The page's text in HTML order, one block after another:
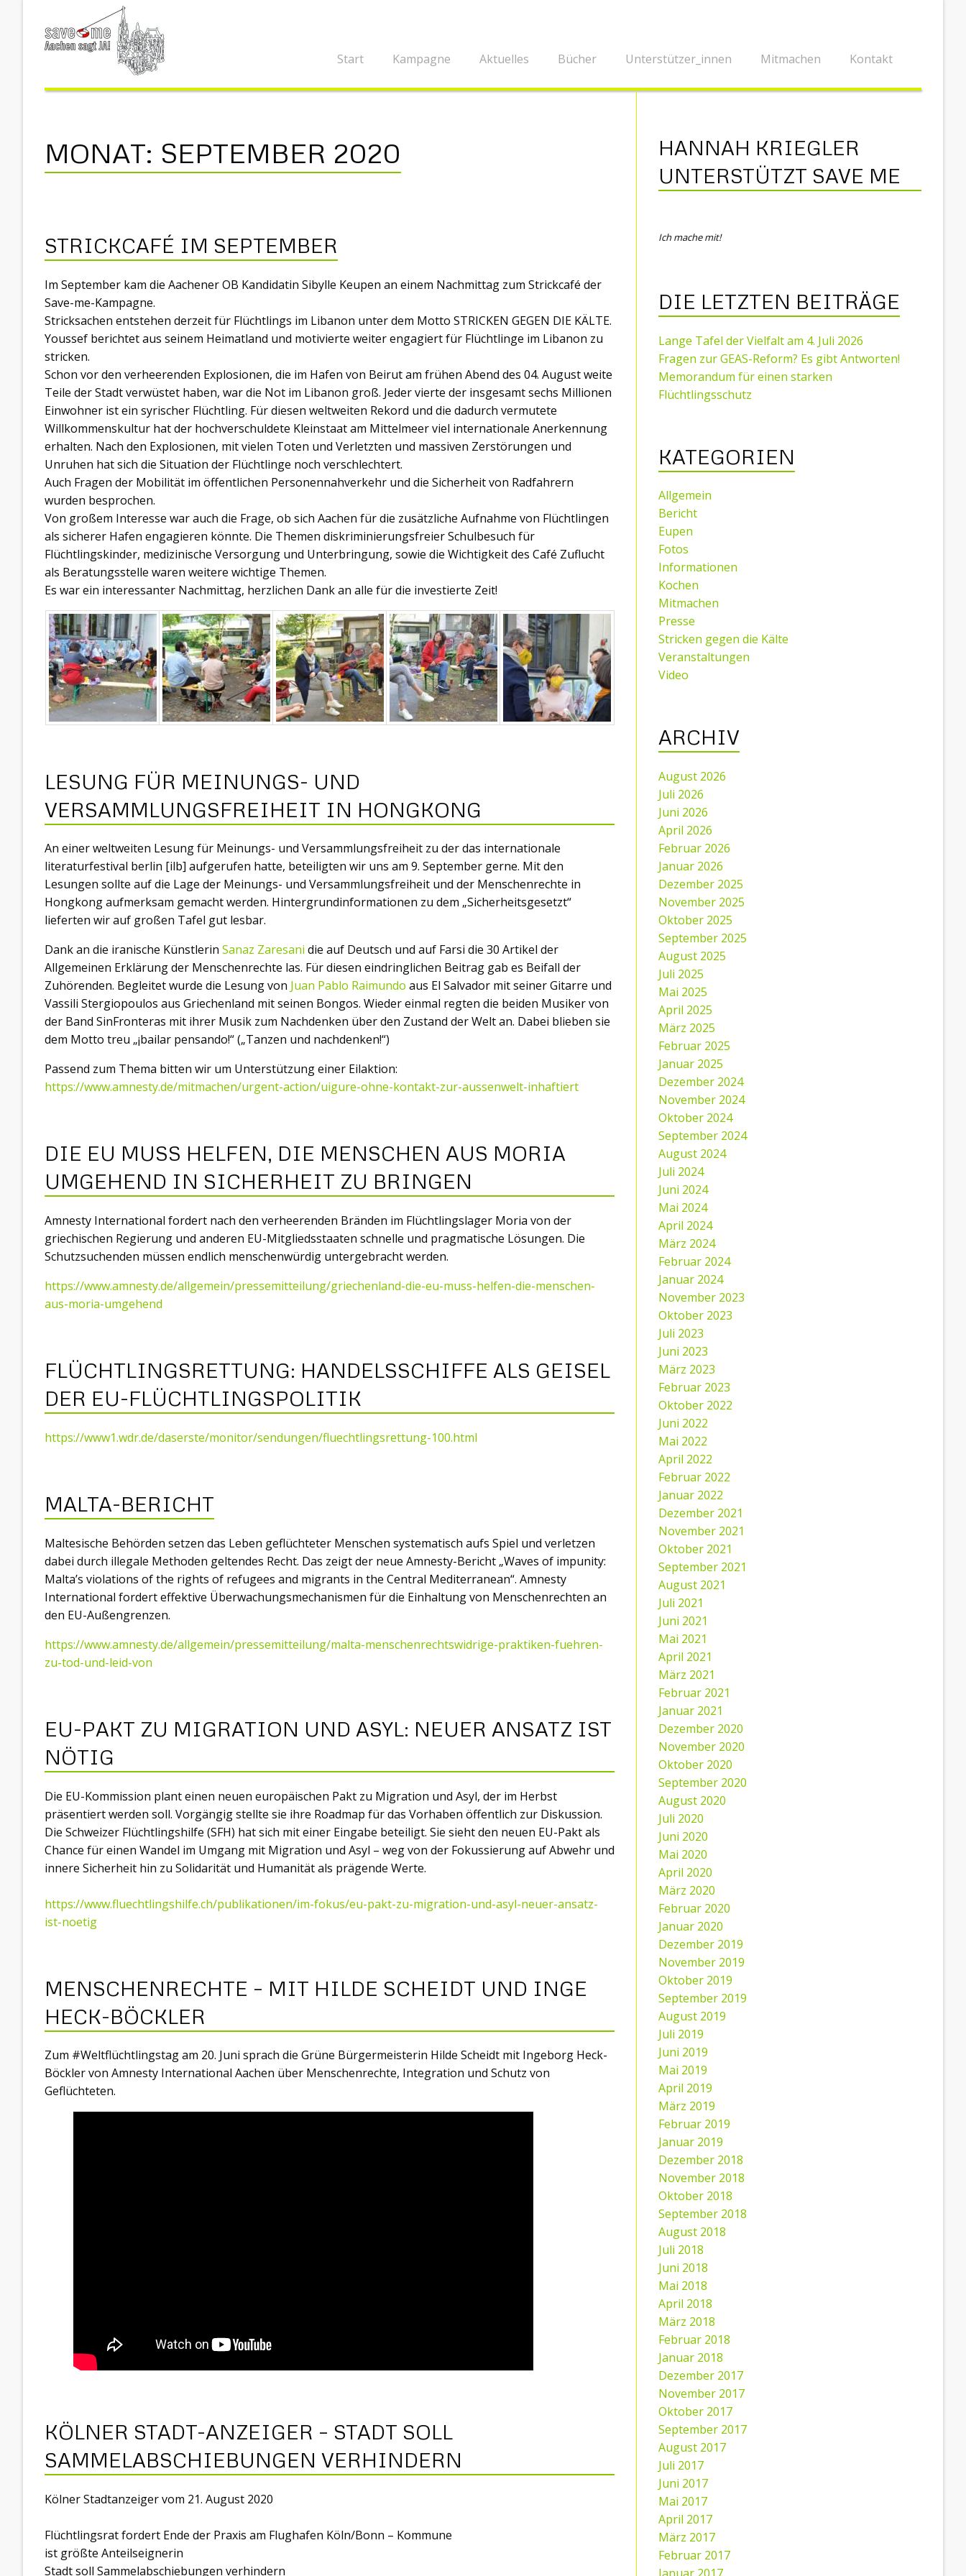
Start Kampagne Aktuelles Bücher Unterstützer_innen Mitmachen Kontakt
MONAT: SEPTEMBER 2020
STRICKCAFÉ IM SEPTEMBER
Im September kam die Aachener OB Kandidatin Sibylle Keupen an einem Nachmittag zum Strickcafé der
Save-me-Kampagne.
Stricksachen entstehen derzeit für Flüchtlings im Libanon unter dem Motto STRICKEN GEGEN DIE KÄLTE.
Youssef berichtet aus seinem Heimatland und motivierte weiter engagiert für Flüchtlinge im Libanon zu
stricken.
Schon vor den verheerenden Explosionen, die im Hafen von Beirut am frühen Abend des 04. August weite
Teile der Stadt verwüstet haben, war die Not im Libanon groß. Jeder vierte der insgesamt sechs Millionen
Einwohner ist ein syrischer Flüchtling. Für diesen weltweiten Rekord und die dadurch vermutete
Willkommenskultur hat der hochverschuldete Kleinstaat am Mittelmeer viel internationale Anerkennung
erhalten. Nach den Explosionen, mit vielen Toten und Verletzten und massiven Zerstörungen und
Unruhen hat sich die Situation der Flüchtlinge noch verschlechtert.
Auch Fragen der Mobilität im öffentlichen Personennahverkehr und die Sicherheit von Radfahrern
wurden besprochen.
Von großem Interesse war auch die Frage, ob sich Aachen für die zusätzliche Aufnahme von Flüchtlingen
als sicherer Hafen engagieren könnte. Die Themen diskriminierungsfreier Schulbesuch für
Flüchtlingskinder, medizinische Versorgung und Unterbringung, sowie die Wichtigkeit des Café Zuflucht
als Beratungsstelle waren weitere wichtige Themen.
Es war ein interessanter Nachmittag, herzlichen Dank an alle für die investierte Zeit!
LESUNG FÜR MEINUNGS- UND
VERSAMMLUNGSFREIHEIT IN HONGKONG
An einer weltweiten Lesung für Meinungs- und Versammlungsfreiheit zu der das internationale
literaturfestival berlin [ilb] aufgerufen hatte, beteiligten wir uns am 9. September gerne. Mit den
Lesungen sollte auf die Lage der Meinungs- und Versammlungsfreiheit und der Menschenrechte in
Hongkong aufmerksam gemacht werden. Hintergrundinformationen zu dem „Sicherheitsgesetzt“
lieferten wir auf großen Tafel gut lesbar.
Dank an die iranische Künstlerin Sanaz Zaresani die auf Deutsch und auf Farsi die 30 Artikel der
Allgemeinen Erklärung der Menschenrechte las. Für diesen eindringlichen Beitrag gab es Beifall der
Zuhörenden. Begleitet wurde die Lesung von Juan Pablo Raimundo aus El Salvador mit seiner Gitarre und
Vassili Stergiopoulos aus Griechenland mit seinen Bongos. Wieder einmal regten die beiden Musiker von
der Band SinFronteras mit ihrer Musik zum Nachdenken über den Zustand der Welt an. Dabei blieben sie
dem Motto treu „¡bailar pensando!“ („Tanzen und nachdenken!“)
Passend zum Thema bitten wir um Unterstützung einer Eilaktion:
https://www.amnesty.de/mitmachen/urgent-action/uigure-ohne-kontakt-zur-aussenwelt-inhaftiert
DIE EU MUSS HELFEN, DIE MENSCHEN AUS MORIA
UMGEHEND IN SICHERHEIT ZU BRINGEN
Amnesty International fordert nach den verheerenden Bränden im Flüchtlingslager Moria von der
griechischen Regierung und anderen EU-Mitgliedsstaaten schnelle und pragmatische Lösungen. Die
Schutzsuchenden müssen endlich menschenwürdig untergebracht werden.
https://www.amnesty.de/allgemein/pressemitteilung/griechenland-die-eu-muss-helfen-die-menschen-
aus-moria-umgehend
FLÜCHTLINGSRETTUNG: HANDELSSCHIFFE ALS GEISEL
DER EU-FLÜCHTLINGSPOLITIK
https://www1.wdr.de/daserste/monitor/sendungen/fluechtlingsrettung-100.html
MALTA-BERICHT
Maltesische Behörden setzen das Leben geflüchteter Menschen systematisch aufs Spiel und verletzen
dabei durch illegale Methoden geltendes Recht. Das zeigt der neue Amnesty-Bericht „Waves of impunity:
Malta’s violations of the rights of refugees and migrants in the Central Mediterranean“. Amnesty
International fordert effektive Überwachungsmechanismen für die Einhaltung von Menschenrechten an
den EU-Außengrenzen.
https://www.amnesty.de/allgemein/pressemitteilung/malta-menschenrechtswidrige-praktiken-fuehren-
zu-tod-und-leid-von
EU-PAKT ZU MIGRATION UND ASYL: NEUER ANSATZ IST
NÖTIG
Die EU-Kommission plant einen neuen europäischen Pakt zu Migration und Asyl, der im Herbst
präsentiert werden soll. Vorgängig stellte sie ihre Roadmap für das Vorhaben öffentlich zur Diskussion.
Die Schweizer Flüchtlingshilfe (SFH) hat sich mit einer Eingabe beteiligt. Sie sieht den neuen EU-Pakt als
Chance für einen Wandel im Umgang mit Migration und Asyl – weg von der Fokussierung auf Abwehr und
innere Sicherheit hin zu Solidarität und Humanität als prägende Werte.
https://www.fluechtlingshilfe.ch/publikationen/im-fokus/eu-pakt-zu-migration-und-asyl-neuer-ansatz-
ist-noetig
MENSCHENRECHTE – MIT HILDE SCHEIDT UND INGE
HECK-BÖCKLER
Zum #Weltflüchtlingstag am 20. Juni sprach die Grüne Bürgermeisterin Hilde Scheidt mit Ingeborg Heck-
Böckler von Amnesty International Aachen über Menschenrechte, Integration und Schutz von
Geflüchteten.
KÖLNER STADT-ANZEIGER – STADT SOLL
SAMMELABSCHIEBUNGEN VERHINDERN
Kölner Stadtanzeiger vom 21. August 2020
Flüchtlingsrat fordert Ende der Praxis am Flughafen Köln/Bonn – Kommune
ist größte Anteilseignerin
Stadt soll Sammelabschiebungen verhindern
HANNAH KRIEGLER
UNTERSTÜTZT SAVE ME
Ich mache mit!
DIE LETZTEN BEITRÄGE
Lange Tafel der Vielfalt am 4. Juli 2026
Fragen zur GEAS-Reform? Es gibt Antworten!
Memorandum für einen starken
Flüchtlingsschutz
KATEGORIEN
Allgemein
Bericht
Eupen
Fotos
Informationen
Kochen
Mitmachen
Presse
Stricken gegen die Kälte
Veranstaltungen
Video
ARCHIV
August 2026
Juli 2026
Juni 2026
April 2026
Februar 2026
Januar 2026
Dezember 2025
November 2025
Oktober 2025
September 2025
August 2025
Juli 2025
Mai 2025
April 2025
März 2025
Februar 2025
Januar 2025
Dezember 2024
November 2024
Oktober 2024
September 2024
August 2024
Juli 2024
Juni 2024
Mai 2024
April 2024
März 2024
Februar 2024
Januar 2024
November 2023
Oktober 2023
Juli 2023
Juni 2023
März 2023
Februar 2023
Oktober 2022
Juni 2022
Mai 2022
April 2022
Februar 2022
Januar 2022
Dezember 2021
November 2021
Oktober 2021
September 2021
August 2021
Juli 2021
Juni 2021
Mai 2021
April 2021
März 2021
Februar 2021
Januar 2021
Dezember 2020
November 2020
Oktober 2020
September 2020
August 2020
Juli 2020
Juni 2020
Mai 2020
April 2020
März 2020
Februar 2020
Januar 2020
Dezember 2019
November 2019
Oktober 2019
September 2019
August 2019
Juli 2019
Juni 2019
Mai 2019
April 2019
März 2019
Februar 2019
Januar 2019
Dezember 2018
November 2018
Oktober 2018
September 2018
August 2018
Juli 2018
Juni 2018
Mai 2018
April 2018
März 2018
Februar 2018
Januar 2018
Dezember 2017
November 2017
Oktober 2017
September 2017
August 2017
Juli 2017
Juni 2017
Mai 2017
April 2017
März 2017
Februar 2017